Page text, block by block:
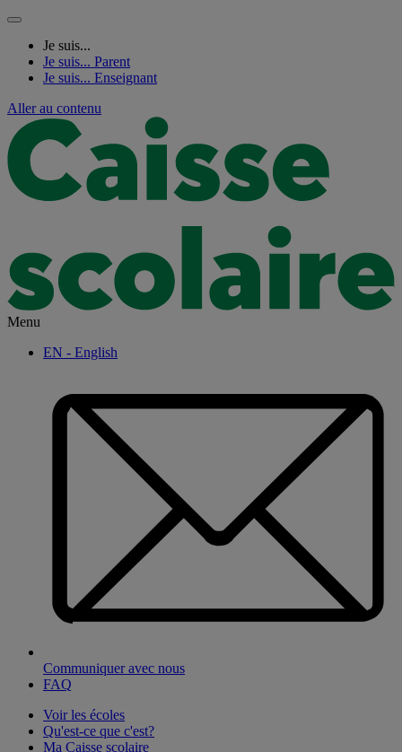
Je suis...
Je suis... Parent
Je suis... Enseignant
Aller au contenu
Menu
EN - English
Communiquer avec nous
FAQ
Voir les écoles
Qu'est-ce que c'est?
Ma Caisse scolaire